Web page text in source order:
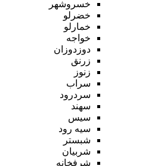
خسروشهر
خضرلو
خمارلو
خواجه
دوزدوزان
زرنق
زنوز
سراب
سردرود
سهند
سیس
سیه رود
شبستر
شربیان
شرفخانه